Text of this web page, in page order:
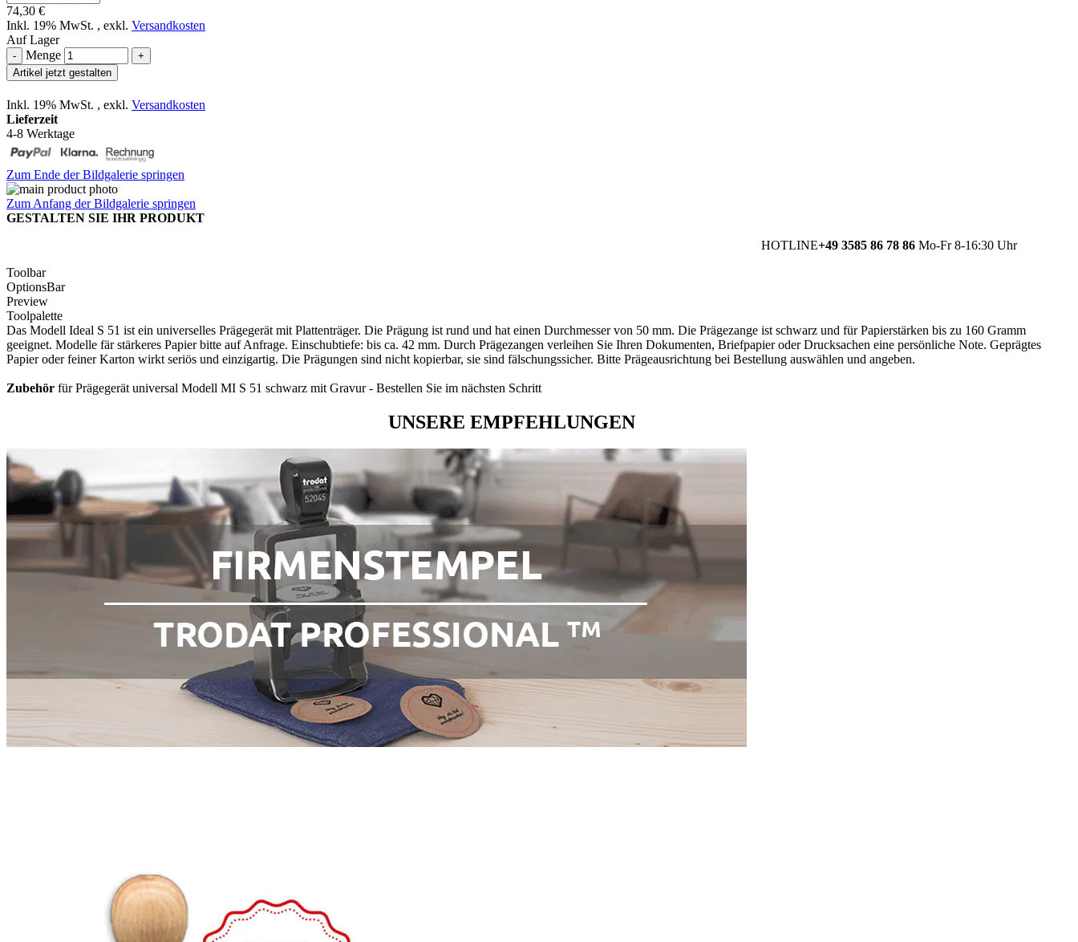
74,30 €
Inkl. 19% MwSt. , exkl. Versandkosten
Auf Lager
- Menge
+
Artikel jetzt gestalten
Inkl. 19% MwSt. , exkl. Versandkosten
Lieferzeit
4-8 Werktage
Zum Ende der Bildgalerie springen
Zum Anfang der Bildgalerie springen
GESTALTEN SIE IHR PRODUKT
HOTLINE+49 3585 86 78 86 Mo-Fr 8-16:30 Uhr
Toolbar
OptionsBar
Preview
Toolpalette
Das Modell Ideal S 51 ist ein universelles Prägegerät mit Plattenträger. Die Prägung ist rund und hat einen Durchmesser von 50 mm. Die Prägezange ist schwarz und für Papierstärken bis zu 160 Gramm
geeignet. Modelle fär stärkeres Papier bitte auf Anfrage. Einschubtiefe: bis ca. 42 mm. Durch Prägezangen verleihen Sie Ihren Dokumenten, Briefpapier oder Drucksachen eine persönliche Note. Geprägtes
Papier oder feiner Karton wirkt seriös und einzigartig. Die Prägungen sind nicht kopierbar, sie sind fälschungssicher. Bitte Prägeausrichtung bei Bestellung auswählen und angeben.
Zubehör für Prägegerät universal Modell MI S 51 schwarz mit Gravur - Bestellen Sie im nächsten Schritt
UNSERE EMPFEHLUNGEN